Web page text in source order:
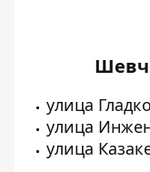
улица
улица
улица